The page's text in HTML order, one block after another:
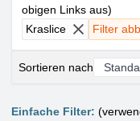
obigen Links aus)
Kraslice
Filter
Sortieren nach
Einfache Filter: